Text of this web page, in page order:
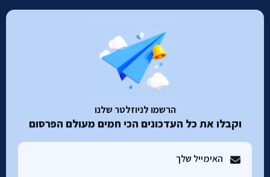
הרשמו לניוזלטר שלנו
וקבלו את כל העדכונים הכי חמים מעולם הפרסום